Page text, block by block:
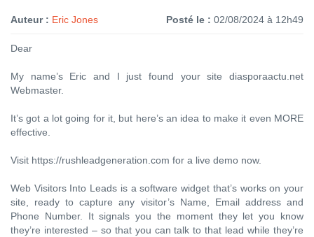
Auteur : Eric Jones Posté le : 02/08/2024 à 12h49
Dear
My name’s Eric and I just found your site diasporaactu.net
Webmaster.
It’s got a lot going for it, but here’s an idea to make it even MORE
effective.
Visit https://rushleadgeneration.com for a live demo now.
Web Visitors Into Leads is a software widget that’s works on your
site, ready to capture any visitor’s Name, Email address and
Phone Number. It signals you the moment they let you know
they’re interested – so that you can talk to that lead while they’re